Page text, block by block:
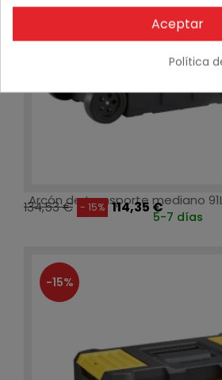
Arcón de transporte mediano
134,53 € - 15% 114,35 €
5-7 días
-15%
Aceptar
Política